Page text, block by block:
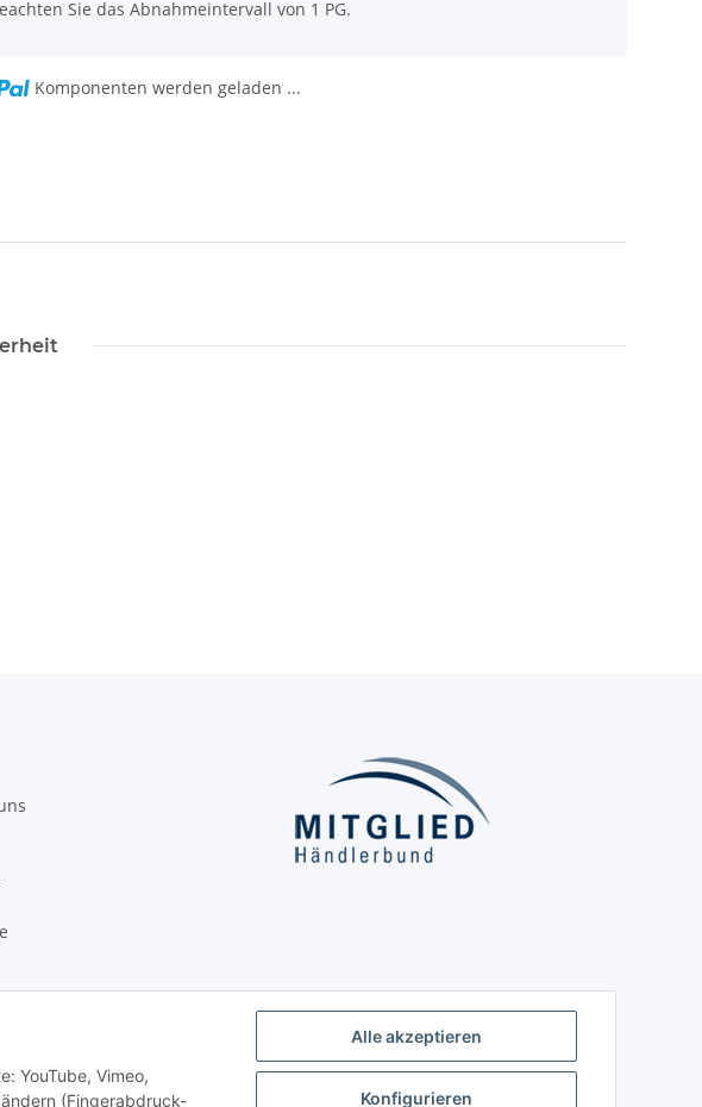
Alle akzeptieren
Konfigurieren
YouTube, Vimeo,
(Fingerabdruck-
Sie das Abnahmeintervall von 1 PG.
Komponenten werden geladen ...